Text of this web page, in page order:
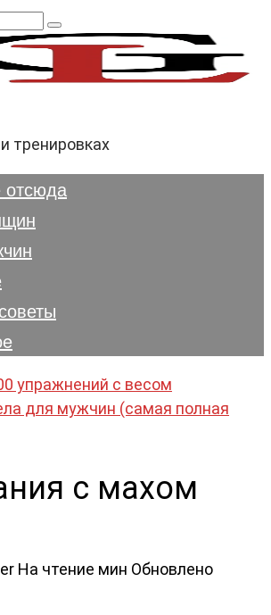
тренировках
отсюда
упражнений с весом
для мужчин (самая полная
с махом
На чтение мин Обновлено